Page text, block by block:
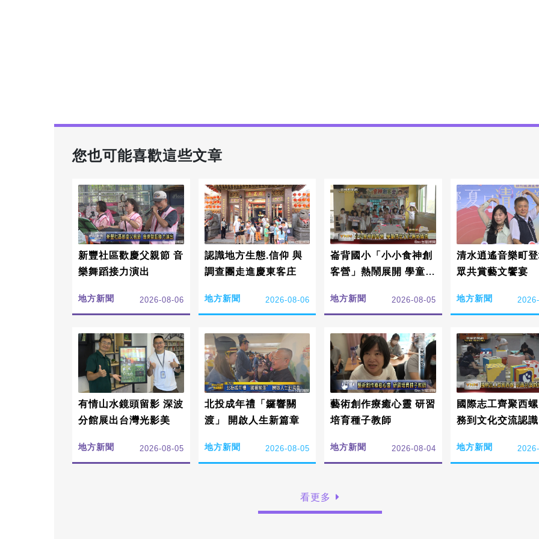
您也可能喜歡這些文章
新豐社區歡慶父親節 音
樂舞蹈接力演出
地方新聞 2026-08-06
認識地方生態.信仰 與
調查團走進慶東客庄
地方新聞 2026-08-06
崙背國小「小小食神創
客營」熱鬧展開 學童感
值
地方新聞 2026-08-05
清水逍遙音樂町
眾共賞藝文饗宴
地方新聞
有情山水鏡頭留影 深波
分館展出台灣光影美
地方新聞 2026-08-05
北投成年禮「鑼響關
渡」 開啟人生新篇章
地方新聞 2026-08-05
藝術創作療癒心靈 研習
培育種子教師
地方新聞 2026-08-04
國際志工齊聚西
務到文化交流認
地方新聞
看更多